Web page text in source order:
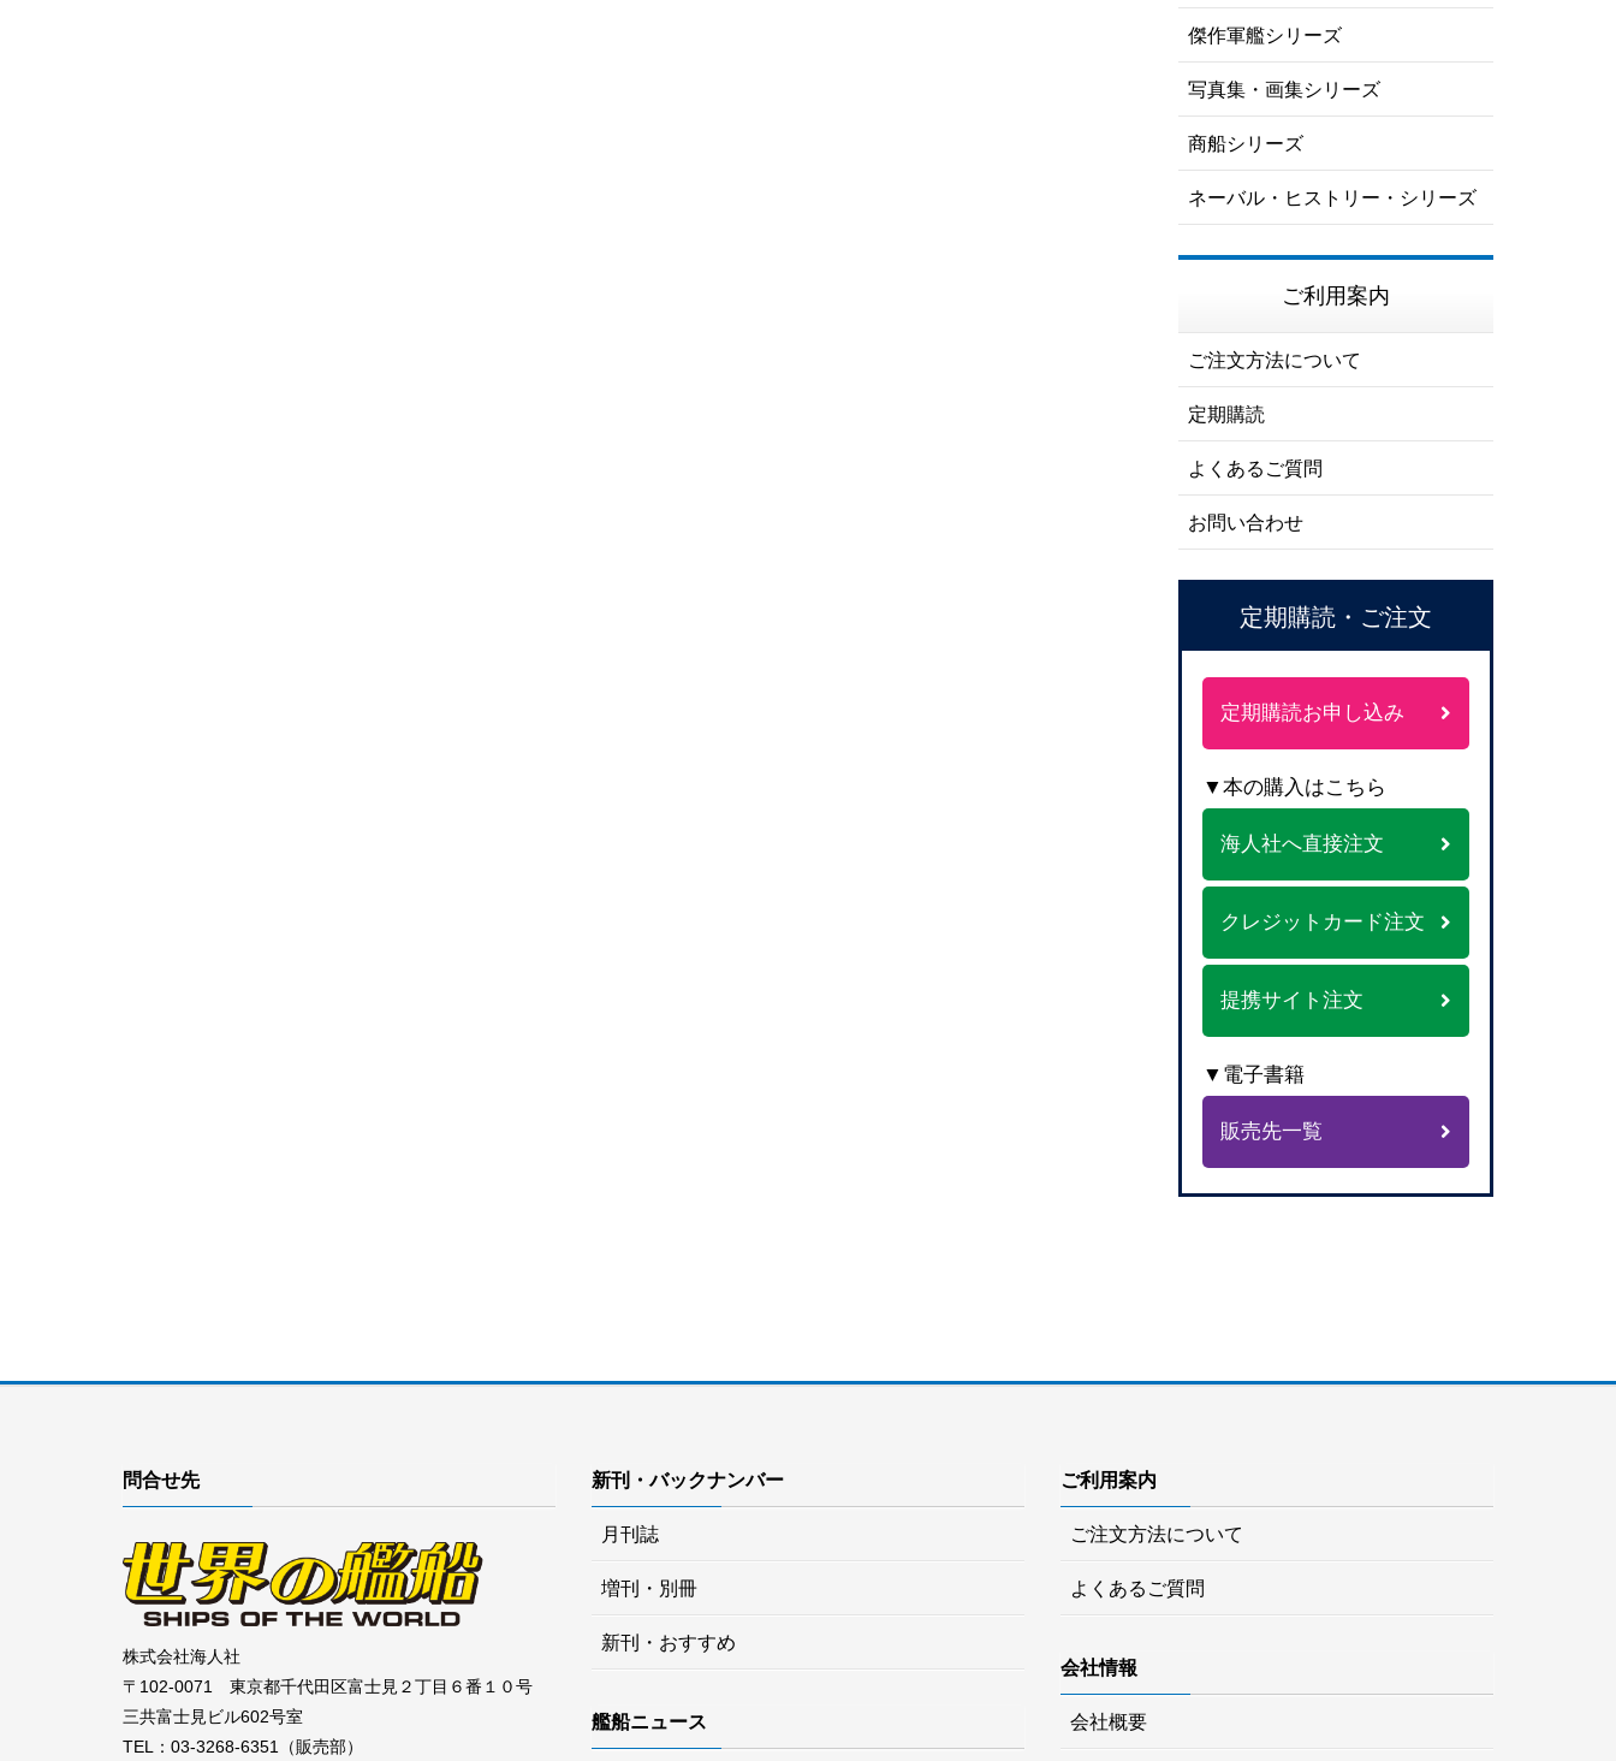
傑作軍艦シリーズ
写真集・画集シリーズ
商船シリーズ
ネーバル・ヒストリー・シリーズ
ご利用案内
ご注文方法について
定期購読
よくあるご質問
お問い合わせ
定期購読・ご注文
定期購読お申し込み
▼本の購入はこちら
海人社へ直接注文
クレジットカード注文
提携サイト注文
▼電子書籍
販売先一覧
問合せ先
株式会社海人社
〒102-0071 東京都千代田区富士見２丁目６番１０号
三共富士見ビル602号室
TEL：03-3268-6351（販売部）
新刊・バックナンバー
月刊誌
増刊・別冊
新刊・おすすめ
艦船ニュース
ご利用案内
ご注文方法について
よくあるご質問
会社情報
会社概要